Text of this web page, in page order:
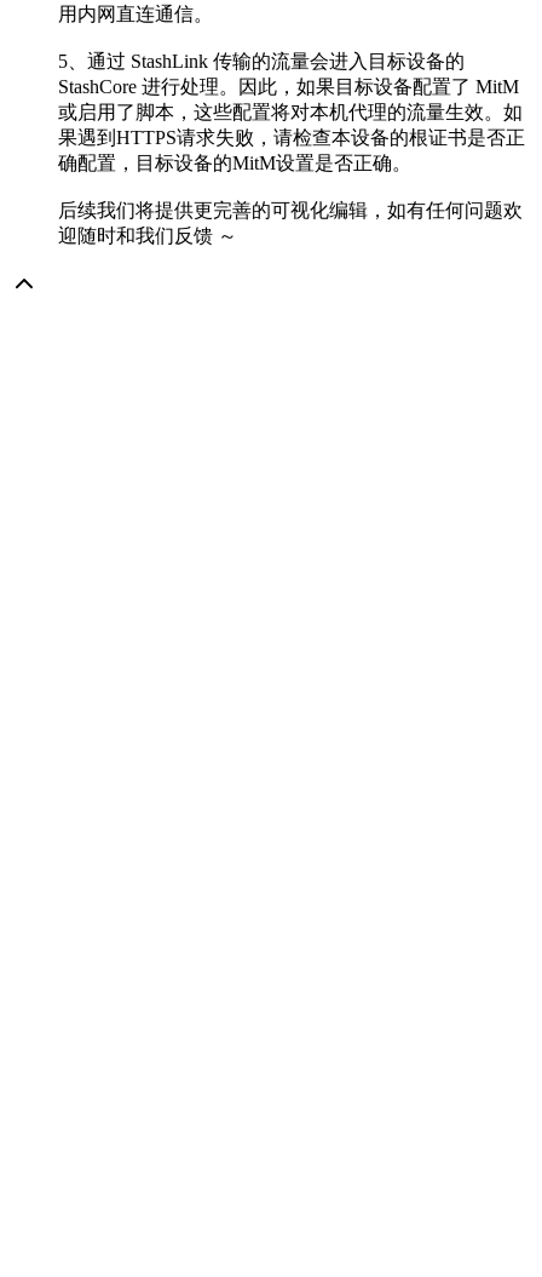
用内网直连通信。
5、通过 StashLink 传输的流量会进入目标设备的
StashCore 进行处理。因此，如果目标设备配置了 MitM
或启用了脚本，这些配置将对本机代理的流量生效。如
果遇到HTTPS请求失败，请检查本设备的根证书是否正
确配置，目标设备的MitM设置是否正确。
后续我们将提供更完善的可视化编辑，如有任何问题欢
迎随时和我们反馈 ～